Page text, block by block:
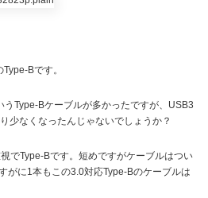
Bです。
Type-Bケーブルが多かったですが、USB3
少なくなったんじゃないでしょうか？
でType-Bです。短めですがケーブルはつい
がに1本もこの3.0対応Type-Bのケーブルは